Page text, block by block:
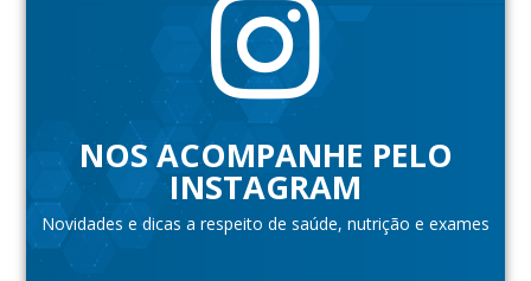
NOS ACOMPANHE PELO
INSTAGRAM
Novidades e dicas a respeito de saúde, nutrição e exames